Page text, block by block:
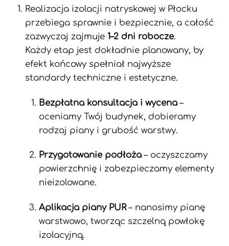
Realizacja izolacji natryskowej w Płocku
przebiega sprawnie i bezpiecznie, a całość
zazwyczaj zajmuje1–2 dni robocze.
Każdy etap jest dokładnie planowany, by
efekt końcowy spełniał najwyższe
standardy techniczne i estetyczne.
Bezpłatna konsultacja i wycena –
oceniamy Twój budynek, dobieramy
rodzaj piany i grubość warstwy.
Przygotowanie podłoża – oczyszczamy
powierzchnię i zabezpieczamy elementy
nieizolowane.
Aplikacja piany PUR– nanosimy pianę
warstwowo, tworząc szczelną powłokę
izolacyjną.